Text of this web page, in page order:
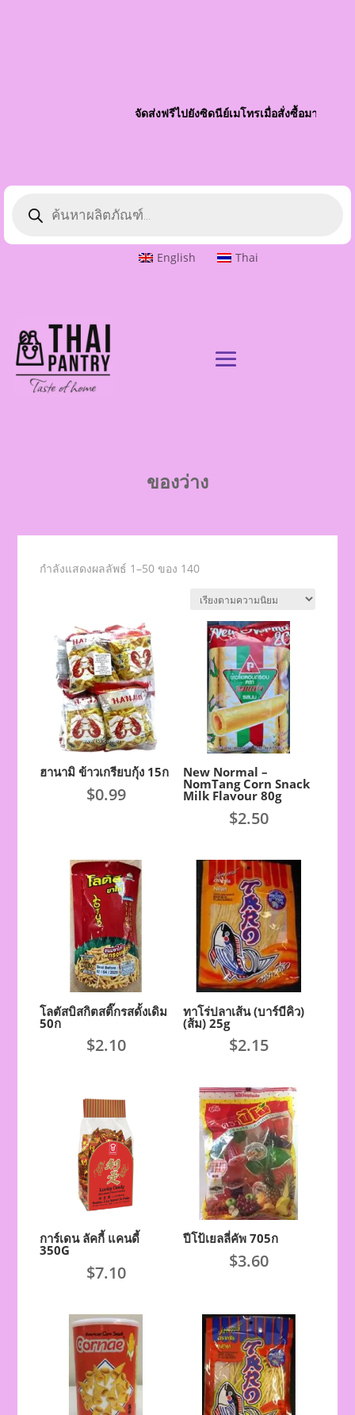
จัดส่งฟรีไปยังซิดนีย์เมโทรเมื่อสั่งซื้อมากกว่า $80
ผลิตภัณฑ์
English Thai
ของว่าง
กำลังแสดงผลลัพธ์ 1–50 ของ 140
ฮานามิ ข้าวเกรียบกุ้ง 15ก
$0.99
New Normal –
NomTang Corn Snack
Milk Flavour 80g
$2.50
โลตัสบิสกิตสติ๊กรสดั้งเดิม
50ก
$2.10
ทาโร่ปลาเส้น (บาร์บีคิว)
(ส้ม) 25g
$2.15
การ์เดน ลัคกี้ แคนดี้
350G
$7.10
ปีโป้เยลลี่คัพ 705ก
$3.60